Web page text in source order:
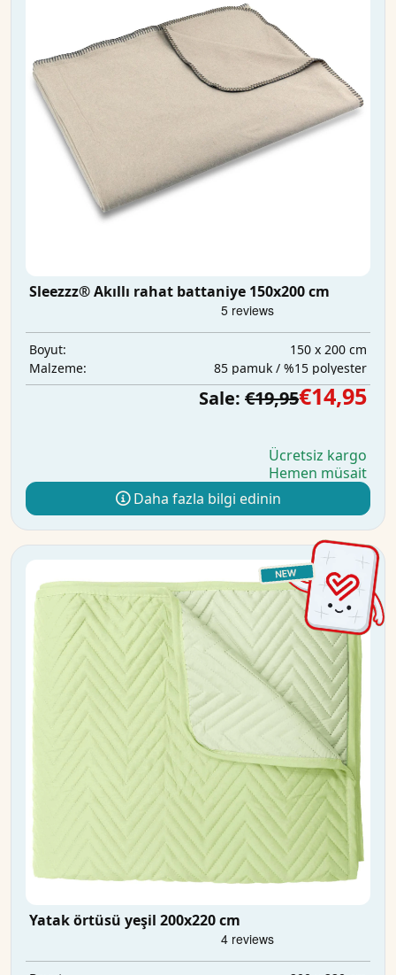
Sleezzz® Akıllı rahat battaniye 150x200 cm
Boyut:
150 x 200 cm
Malzeme:
85 pamuk / %15 polyester
Sale: €19,95€14,95
Ücretsiz kargo
Hemen müsait
Daha fazla bilgi edinin
Yatak örtüsü yeşil 200x220 cm